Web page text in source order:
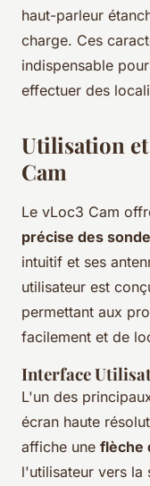
haut-parleur
charge. Ces
indispensable
effectuer des
Utilisation et
Cam
Le vLoc3 Cam
précise des
intuitif et ses
utilisateur est
permettant aux
facilement et de
Interface
L'un des
écran haute
affiche une flèche
l'utilisateur vers la